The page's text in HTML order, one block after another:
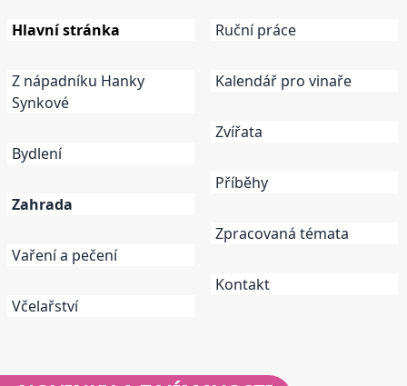
Hlavní stránka
Z nápadníku Hanky
Synkové
Bydlení
Zahrada
Vaření a pečení
Včelařství
Ruční práce
Kalendář pro vinaře
Zvířata
Příběhy
Zpracovaná témata
Kontakt